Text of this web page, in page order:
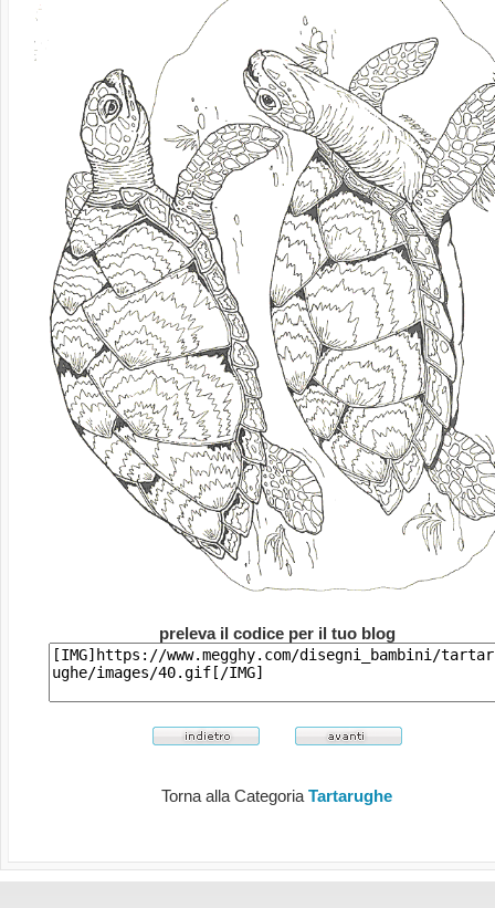
preleva il codice per il tuo blog
Torna alla CategoriaTartarughe